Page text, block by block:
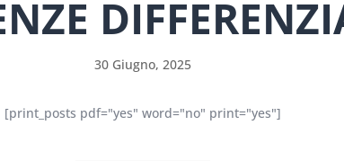
30 Giugno, 2025
[print_posts pdf="yes" word="no" print="yes"]